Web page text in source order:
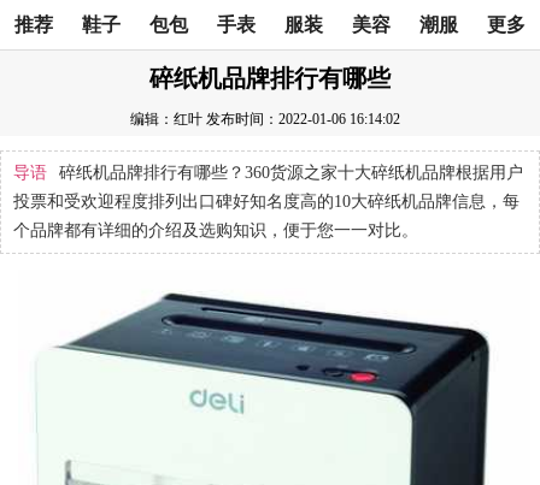
推荐 鞋子 包包 手表 服装 美容 潮服 更多
碎纸机品牌排行有哪些
编辑：红叶 发布时间：2022-01-06 16:14:02
导语
碎纸机品牌排行有哪些？360货源之家十大碎纸机品牌根据用户
投票和受欢迎程度排列出口碑好知名度高的10大碎纸机品牌信息，每
个品牌都有详细的介绍及选购知识，便于您一一对比。